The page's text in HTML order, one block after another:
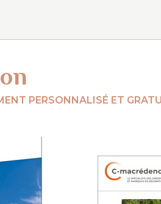
PERSONNALISÉ ET